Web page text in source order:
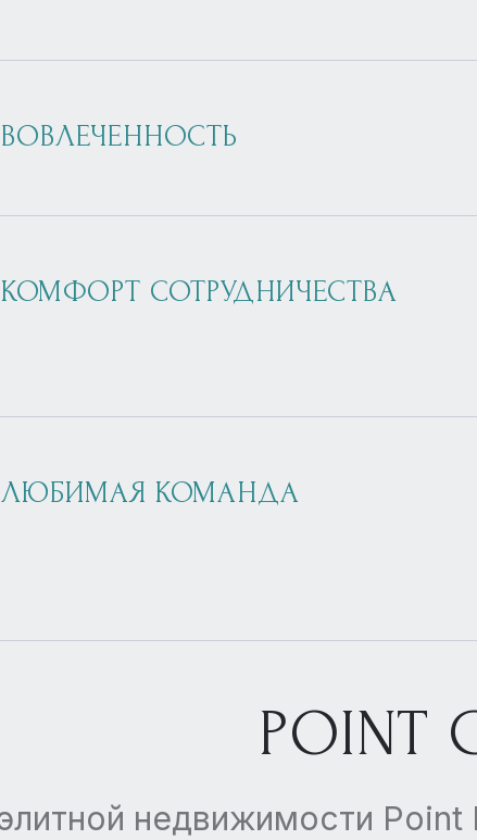
ВОВЛЕЧЕННОСТЬ
КОМФОРТ СОТРУДНИЧЕСТВА
ЛЮБИМАЯ КОМАНДА
POINT
недвижимости